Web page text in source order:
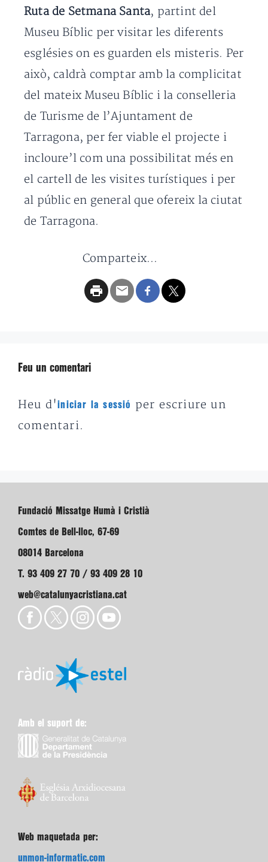
Ruta de Setmana Santa, partint del
Museu Bíblic per visitar les diferents
esglésies on es guarden els misteris. Per
això, caldrà comptar amb la complicitat
del mateix Museu Bíblic i la conselleria
de Turisme de l’Ajuntament de
Tarragona, per fer viable el projecte i
incloure’l com una possibilitat més en
el cartell de les visites turístiques i per
al públic en general que ofereix la ciutat
de Tarragona.
Comparteix...
Feu un comentari
Heu d'iniciar la sessió
per escriure un
comentari.
Fundació Missatge Humà i Cristià
Comtes de Bell-lloc, 67-69
08014 Barcelona
T. 93 409 27 70 / 93 409 28 10
web@catalunyacristiana.cat
Amb el suport de:
Web maquetada per:
unmon-informatic.com